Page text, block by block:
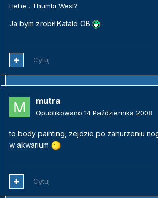
Hehe , Thumbi West?
Ja bym zrobił Katale OB
Cytuj
mutra
Opublikowano 14 Października 2008
to body painting, zejdzie po zanurzeniu
w akwarium
Cytuj